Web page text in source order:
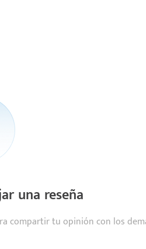
una reseña
compartir tu opinión con los